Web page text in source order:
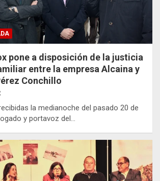
pone a disposición de la justicia
entre la empresa Alcaina y
Conchillo
la medianoche del pasado 20 de
y portavoz del…